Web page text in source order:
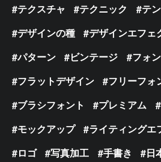
テクスチャ
テクニック
テ
デザインの種
デザインエフェ
パターン
ビンテージ
フォ
フラットデザイン
フリーフォ
ブラシフォント
プレミアム
モックアップ
ライティングエ
ロゴ
写真加工 手書き
日